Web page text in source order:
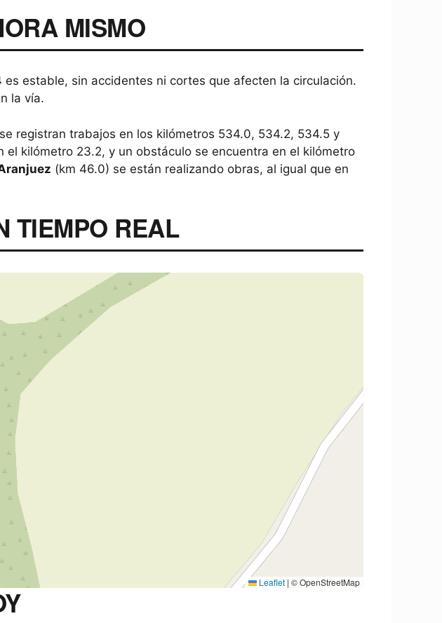
MISMO
es estable, sin accidentes ni cortes que afecten la circulación.
la vía.
registran trabajos en los kilómetros 534.0, 534.2, 534.5 y
el kilómetro 23.2, y un obstáculo se encuentra en el kilómetro
(km 46.0) se están realizando obras, al igual que en
TIEMPO REAL
Leaflet | © OpenStreetMap